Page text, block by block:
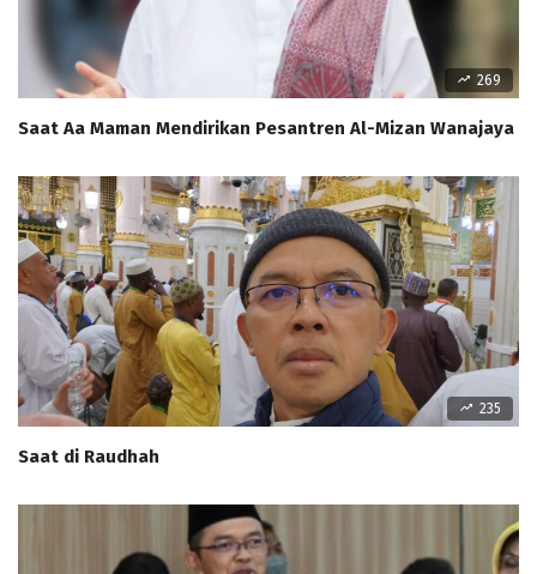
269
Saat Aa Maman Mendirikan Pesantren Al-Mizan Wanajaya
235
Saat di Raudhah